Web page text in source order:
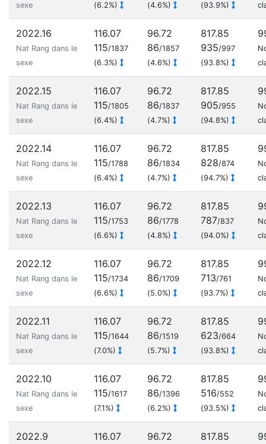
sexe
(6.2%)
(4.6%)
(93.9%)
2022.16
Nat Rang dans le
sexe
116.07
115/1837
(6.3%)
96.72
86/1857
(4.6%)
817.85
935/997
(93.8%)
2022.15
Nat Rang dans le
sexe
116.07
115/1805
(6.4%)
96.72
86/1837
(4.7%)
817.85
905/955
(94.8%)
2022.14
Nat Rang dans le
sexe
116.07
115/1788
(6.4%)
96.72
86/1834
(4.7%)
817.85
828/874
(94.7%)
2022.13
Nat Rang dans le
sexe
116.07
115/1753
(6.6%)
96.72
86/1778
(4.8%)
817.85
787/837
(94.0%)
2022.12
Nat Rang dans le
sexe
116.07
115/1734
(6.6%)
96.72
86/1709
(5.0%)
817.85
713/761
(93.7%)
2022.11
Nat Rang dans le
sexe
116.07
115/1644
(7.0%)
96.72
86/1519
(5.7%)
817.85
623/664
(93.8%)
2022.10
Nat Rang dans le
sexe
116.07
115/1617
(7.1%)
96.72
86/1396
(6.2%)
817.85
516/552
(93.5%)
2022.9
116.07
96.72
817.85